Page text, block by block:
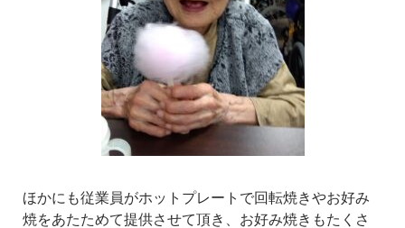
ほかにも従業員がホットプレートで回転焼きやお好み
焼をあたためて提供させて頂き、お好み焼きもたくさ